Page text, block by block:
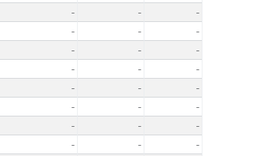
- -
-
- -
-
- -
-
- -
-
- -
-
- -
-
- -
-
- -
-